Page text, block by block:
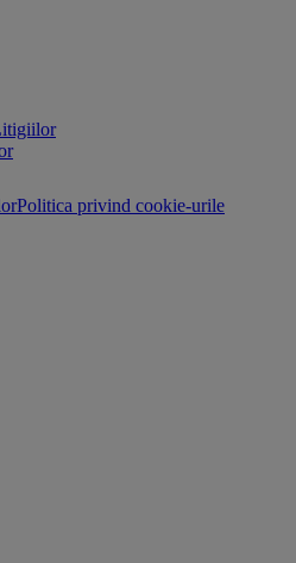
Politica privind cookie-urile